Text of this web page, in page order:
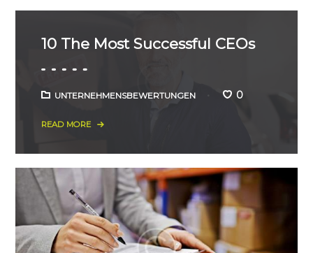
10 The Most Successful CEOs
UNTERNEHMENSBEWERTUNGEN 0
READ MORE